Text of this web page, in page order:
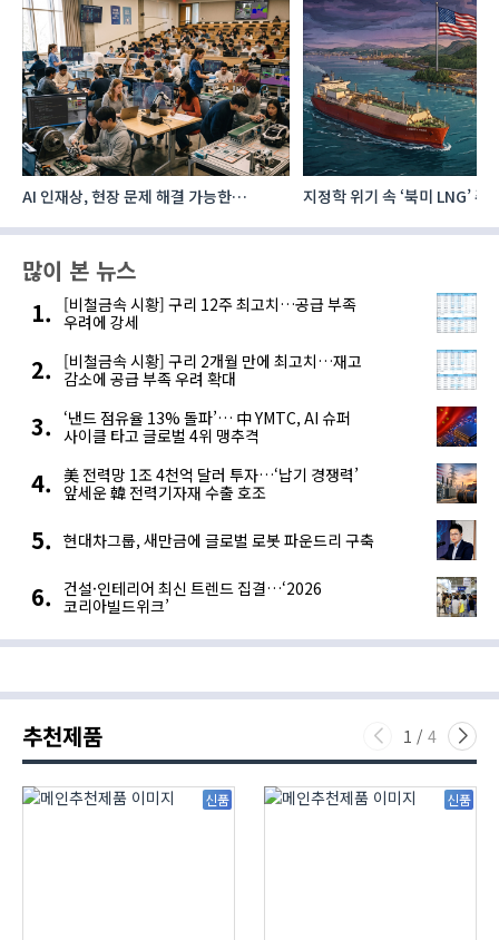
AI 인재상, 현장 문제 해결 가능한
지정학 위기 속 ‘북미 LNG’
많이 본 뉴스
[비철금속 시황] 구리 12주 최고치…공급 부족
우려에 강세
[비철금속 시황] 구리 2개월 만에 최고치…재고
감소에 공급 부족 우려 확대
‘낸드 점유율 13% 돌파’… 中 YMTC, AI 슈퍼
사이클 타고 글로벌 4위 맹추격
美 전력망 1조 4천억 달러 투자…‘납기 경쟁력’
앞세운 韓 전력기자재 수출 호조
현대차그룹, 새만금에 글로벌 로봇 파운드리 구축
건설·인테리어 최신 트렌드 집결…‘2026
코리아빌드위크’
추천제품 1 / 4
신품 신품